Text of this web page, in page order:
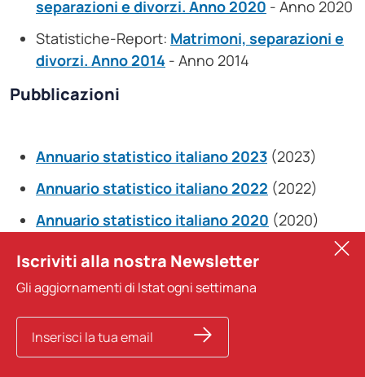
separazioni e divorzi. Anno 2020 - Anno 2020
Statistiche-Report: Matrimoni, separazioni e
divorzi. Anno 2014 - Anno 2014
Pubblicazioni
Annuario statistico italiano 2023 (2023)
Annuario statistico italiano 2022 (2022)
Annuario statistico italiano 2020 (2020)
Annuario statistico italiano 2019
Annuario statistico italiano 2018
Annuario statistico italiano 2017
Annuario statistico italiano 2016
Iscriviti alla nostra Newsletter
Gli aggiornamenti di Istat ogni settimana